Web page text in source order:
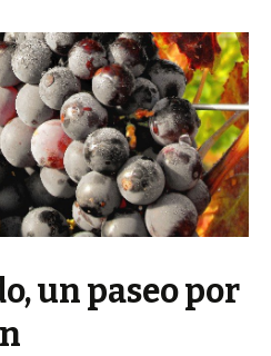
un paseo por